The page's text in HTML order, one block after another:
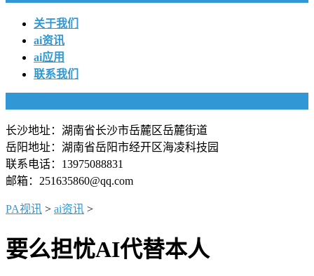
关于我们
ai资讯
ai应用
联系我们
长沙地址：湖南省长沙市岳麓区岳麓街道
岳阳地址：湖南省岳阳市经开区海凌科技园
联系电话：13975088831
邮箱：251635860@qq.com
PA视讯 > ai资讯 >
要么担忧AI代替本人